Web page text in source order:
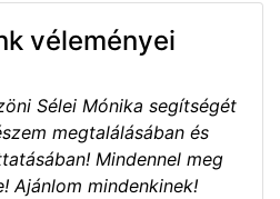
véleményei
Sélei Mónika segítségét
megtalálásában és
Mindennel meg
Ajánlom mindenkinek!